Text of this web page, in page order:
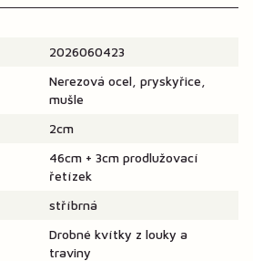
2026060423
Nerezová ocel, pryskyřice,
mušle
2cm
46cm + 3cm prodlužovací
řetízek
stříbrná
Drobné kvítky z louky a
traviny